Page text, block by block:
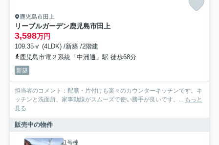
鹿児島市田上
リーブルガーデン鹿児島市田上
3,598万円
109.35㎡ (4LDK) /新築 /2階建
鹿児島市電２系統「中洲通」駅 徒歩68分
新築
担当者のコメント：配膳・片付けも楽々のカウンターキッチンです。キ
ッチンと洗面所、家事動線がスムーズで使い勝手が良いです。... もっと
見る
販売中の物件
1号棟